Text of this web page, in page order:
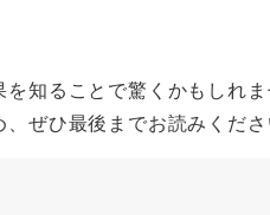
知ることで驚くかもしれ
ぜひ最後までお読みくださ